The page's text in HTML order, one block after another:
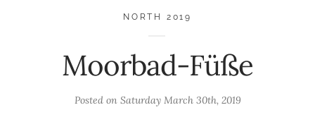
NORTH 2019
Moorbad-Füße
Posted on Saturday March 30th, 2019